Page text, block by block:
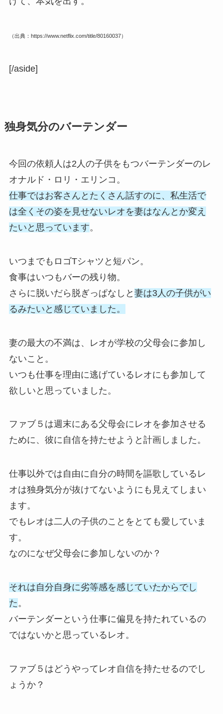
（出典：https://www.netflix.com/title/80160037）
[/aside]
独身気分のバーテンダー
今回の依頼人は2人の子供をもつバーテンダーのレ
オナルド・ロリ・エリンコ。
仕事ではお客さんとたくさん話すのに、私生活で
は全くその姿を見せないレオを妻はなんとか変え
たいと思っています。
いつまでもロゴTシャツと短パン。
食事はいつもバーの残り物。
さらに脱いだら脱ぎっぱなしと 妻は3人の子供がい
るみたいと感じていました。
妻の最大の不満は、レオが学校の父母会に参加し
ないこと。
いつも仕事を理由に逃げているレオにも参加して
欲しいと思っていました。
ファブ５は週末にある父母会にレオを参加させる
ために、彼に自信を持たせようと計画しました。
仕事以外では自由に自分の時間を謳歌しているレ
オは独身気分が抜けてないようにも見えてしまい
ます。
でもレオは二人の子供のことをとても愛していま
す。
なのになぜ父母会に参加しないのか？
それは自分自身に劣等感を感じていたからでし
た。
バーテンダーという仕事に偏見を持たれているの
ではないかと思っているレオ。
ファブ５はどうやってレオ自信を持たせるのでし
ょうか？